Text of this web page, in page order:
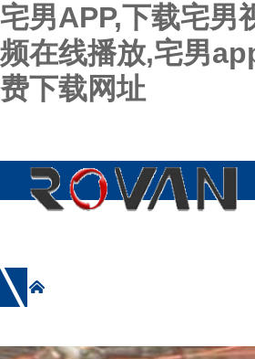
宅男APP,下载宅男
频在线播放,宅男
费下载网址